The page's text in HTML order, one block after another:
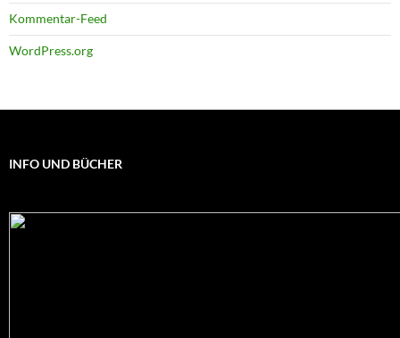
Kommentar-Feed
WordPress.org
INFO UND BÜCHER